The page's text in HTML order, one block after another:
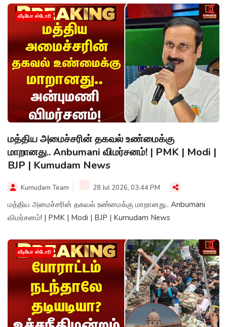
வீடியோ ஸ்டோரி
மத்திய அமைச்சரின் தகவல் உண்மைக்கு
மாறானது.. Anbumani விமர்சனம்! | PMK | Modi |
BJP | Kumudam News
Kumudam Team 28 Jul 2026, 03:44 PM
மத்திய அமைச்சரின் தகவல் உண்மைக்கு மாறானது.. Anbumani
விமர்சனம்! | PMK | Modi | BJP | Kumudam News
வீடியோ ஸ்டோரி